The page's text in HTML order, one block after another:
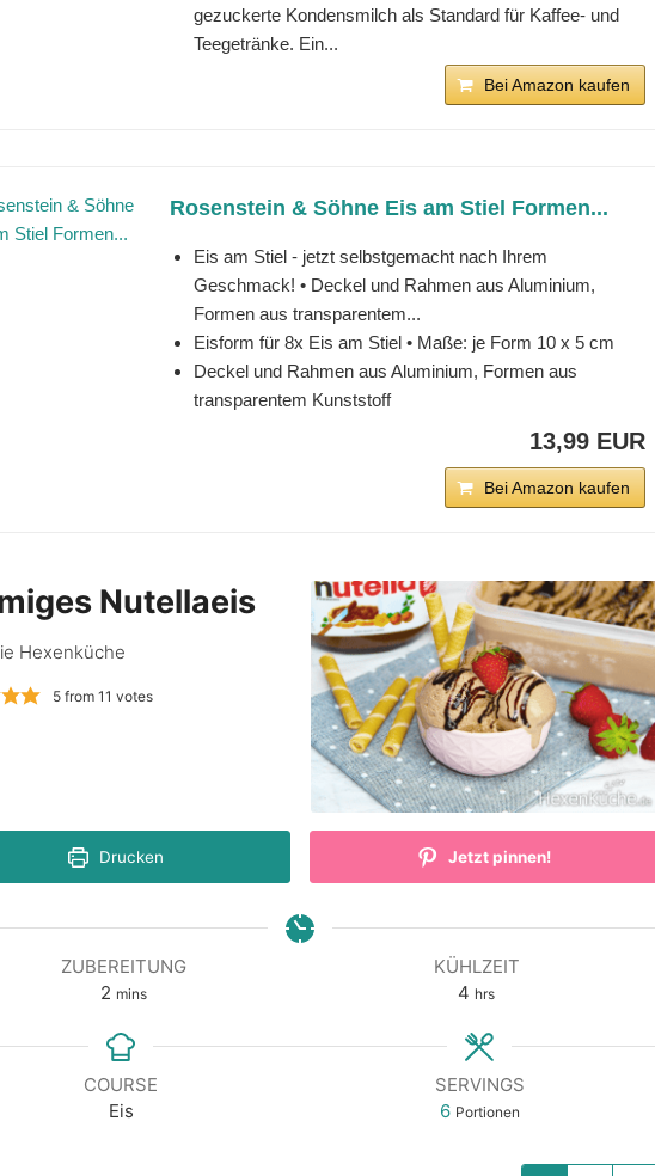
gezuckerte Kondensmilch als Standard für Kaffee- und
Teegetränke. Ein...
Bei Amazon kaufen
Rosenstein & Söhne Eis am Stiel Formen...
Eis am Stiel - jetzt selbstgemacht nach Ihrem
Geschmack! • Deckel und Rahmen aus Aluminium,
Formen aus transparentem...
Eisform für 8x Eis am Stiel • Maße: je Form 10 x 5 cm
Deckel und Rahmen aus Aluminium, Formen aus
transparentem Kunststoff
13,99 EUR
Bei Amazon kaufen
Nutellaeis
Hexenküche
5from 11 votes
Drucken Jetzt pinnen!
ZUBEREITUNG
2 minutes
mins
KÜHLZEIT
4 hours
hrs
COURSE
Eis
SERVINGS
6 Portionen